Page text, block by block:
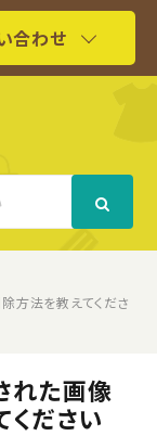
合わせ
方法を教えてくださ
れた画像
ださい